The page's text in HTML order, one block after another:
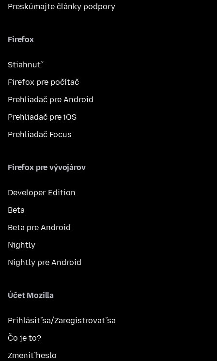
Preskúmajte články podpory
Firefox
Stiahnuť
Firefox pre počítač
Prehliadač pre Android
Prehliadač pre iOS
Prehliadač Focus
Firefox pre vývojárov
Developer Edition
Beta
Beta pre Android
Nightly
Nightly pre Android
Účet Mozilla
Prihlásiť sa/Zaregistrovať sa
Čo je to?
Zmeniť heslo